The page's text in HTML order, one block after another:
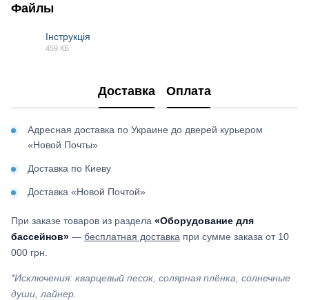
Файлы
Інструкція
459 КБ
Доставка Оплата
Адресная доставка по Украине до дверей курьером
«Новой Почты»
Доставка по Киеву
Доставка «Новой Почтой»
При заказе товаров из раздела «Оборудование для
бассейнов» — бесплатная доставка при сумме заказа от 10
000 грн.
*Исключения: кварцевый песок, солярная плёнка, солнечные
души, лайнер.